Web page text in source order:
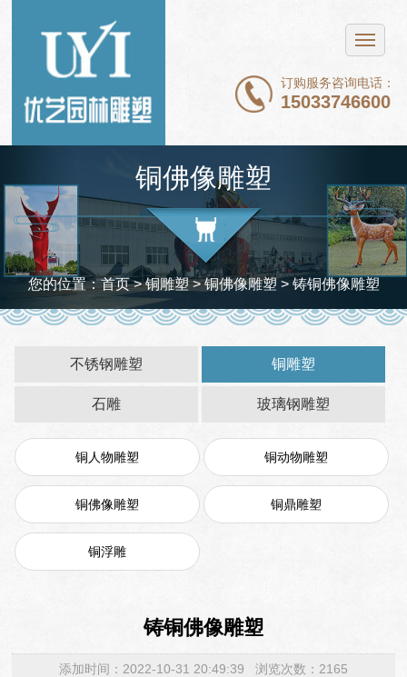
订购服务咨询电话：
15033746600
铜雕塑
石雕
玻璃钢雕塑
新闻中心
案例展示
关于我们
联系我们
铜佛像雕塑
您的位置：首页> 铜雕塑 >铜佛像雕塑 > 铸铜佛像雕塑
不锈钢雕塑 铜雕塑
石雕 玻璃钢雕塑
铜人物雕塑 铜动物雕塑
铜佛像雕塑 铜鼎雕塑
铜浮雕
铸铜佛像雕塑
添加时间：2022-10-31 20:49:39 浏览次数：2165